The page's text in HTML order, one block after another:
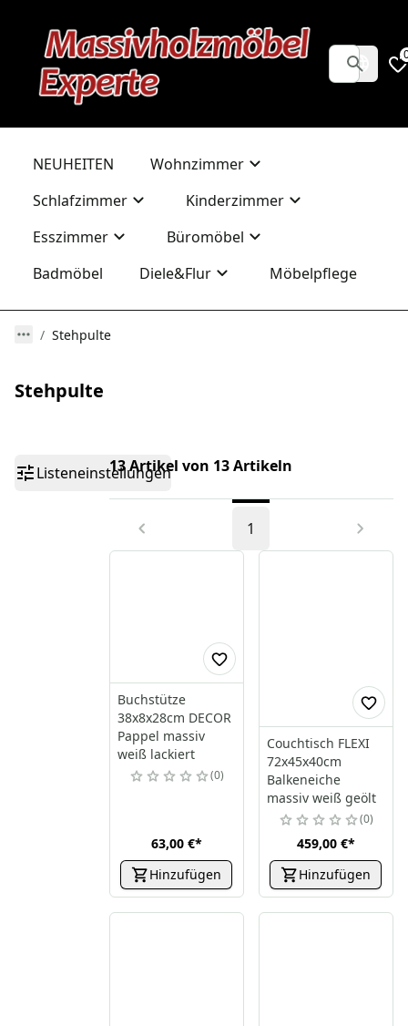
NEUHEITEN
Wohnzimmer
Schlafzimmer
Kinderzimmer
Esszimmer
Büromöbel
Badmöbel
Diele&Flur Möbelpflege
Stehpulte
Stehpulte
Listeneinstellungen13 Artikel von 13 Artikeln
1
Buchstütze
38x8x28cm DECOR
Pappel massiv
weiß lackiert
0
63,00 €*
Hinzufügen
Couchtisch FLEXI
72x45x40cm
Balkeneiche
massiv weiß geölt
0
459,00 €*
Hinzufügen